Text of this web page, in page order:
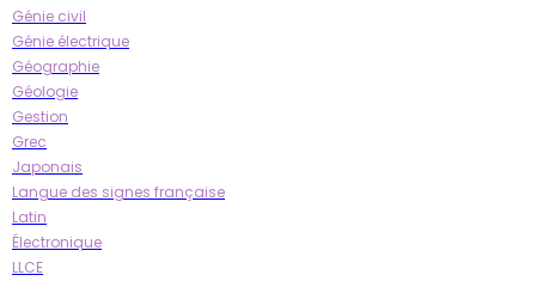
Génie civil
Génie électrique
Géographie
Géologie
Gestion
Grec
Japonais
Langue des signes française
Latin
Électronique
LLCE